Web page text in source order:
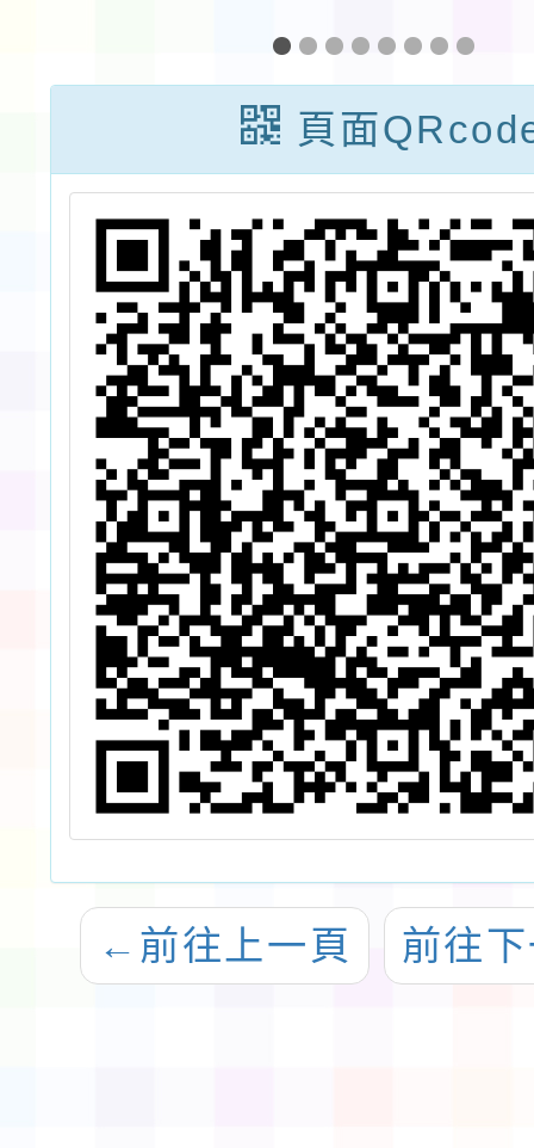
仔星際放送站」
Youtube頻道，
共同推廣永續。
頁面
← 前往上一頁 前往